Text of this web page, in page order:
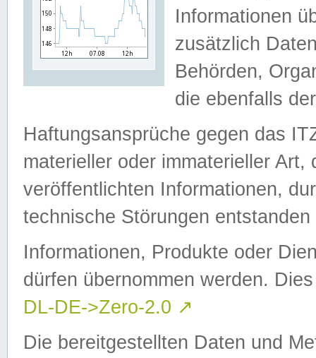
Informationen
zusätzlich
Behörden,
die ebenfalls
Haftungsansprüche gegen das
materieller oder immaterieller
veröffentlichten Informationen,
technische Störungen
Informationen, Produkte oder
dürfen übernommen werden.
DL-DE->Zero-2.0 ↗
Die bereitgestellten Daten und